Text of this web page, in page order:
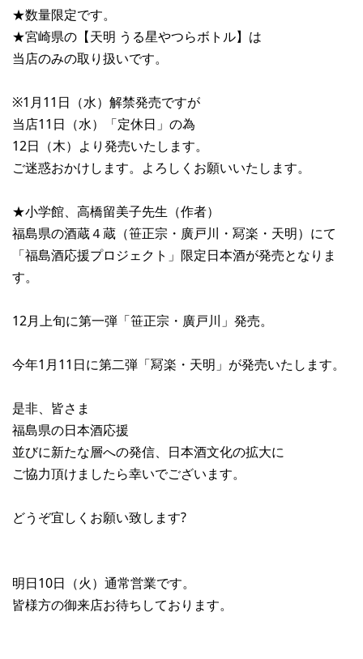
★数量限定です。
★宮崎県の【天明 うる星やつらボトル】は
当店のみの取り扱いです。
※1月11日（水）解禁発売ですが
当店11日（水）「定休日」の為
12日（木）より発売いたします。
ご迷惑おかけします。よろしくお願いいたします。
★小学館、高橋留美子先生（作者）
福島県の酒蔵４蔵（笹正宗・廣戸川・冩楽・天明）にて
「福島酒応援プロジェクト」限定日本酒が発売となりま
す。
12月上旬に第一弾「笹正宗・廣戸川」発売。
今年1月11日に第二弾「冩楽・天明」が発売いたします。
是非、皆さま
福島県の日本酒応援
並びに新たな層への発信、日本酒文化の拡大に
ご協力頂けましたら幸いでございます。
どうぞ宜しくお願い致します?
明日10日（火）通常営業です。
皆様方の御来店お待ちしております。